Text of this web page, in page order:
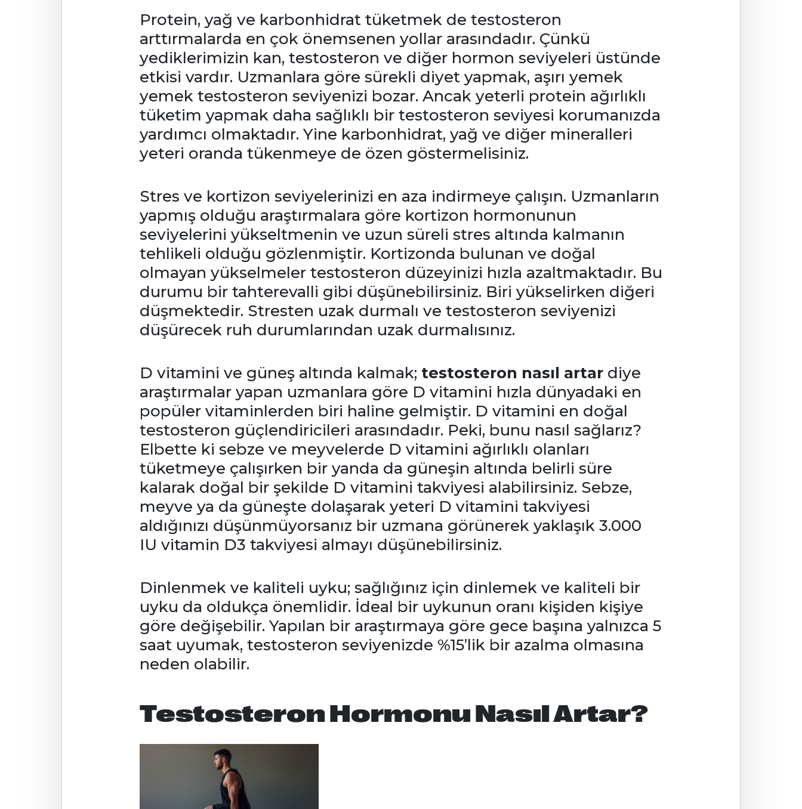
Protein, yağ ve karbonhidrat tüketmek de testosteron
arttırmalarda en çok önemsenen yollar arasındadır. Çünkü
yediklerimizin kan, testosteron ve diğer hormon seviyeleri üstünde
etkisi vardır. Uzmanlara göre sürekli diyet yapmak, aşırı yemek
yemek testosteron seviyenizi bozar. Ancak yeterli protein ağırlıklı
tüketim yapmak daha sağlıklı bir testosteron seviyesi korumanızda
yardımcı olmaktadır. Yine karbonhidrat, yağ ve diğer mineralleri
yeteri oranda tükenmeye de özen göstermelisiniz.
Stres ve kortizon seviyelerinizi en aza indirmeye çalışın. Uzmanların
yapmış olduğu araştırmalara göre kortizon hormonunun
seviyelerini yükseltmenin ve uzun süreli stres altında kalmanın
tehlikeli olduğu gözlenmiştir. Kortizonda bulunan ve doğal
olmayan yükselmeler testosteron düzeyinizi hızla azaltmaktadır. Bu
durumu bir tahterevalli gibi düşünebilirsiniz. Biri yükselirken diğeri
düşmektedir. Stresten uzak durmalı ve testosteron seviyenizi
düşürecek ruh durumlarından uzak durmalısınız.
D vitamini ve güneş altında kalmak; testosteron nasıl artar diye
araştırmalar yapan uzmanlara göre D vitamini hızla dünyadaki en
popüler vitaminlerden biri haline gelmiştir. D vitamini en doğal
testosteron güçlendiricileri arasındadır. Peki, bunu nasıl sağlarız?
Elbette ki sebze ve meyvelerde D vitamini ağırlıklı olanları
tüketmeye çalışırken bir yanda da güneşin altında belirli süre
kalarak doğal bir şekilde D vitamini takviyesi alabilirsiniz. Sebze,
meyve ya da güneşte dolaşarak yeteri D vitamini takviyesi
aldığınızı düşünmüyorsanız bir uzmana görünerek yaklaşık 3.000
IU vitamin D3 takviyesi almayı düşünebilirsiniz.
Dinlenmek ve kaliteli uyku; sağlığınız için dinlemek ve kaliteli bir
uyku da oldukça önemlidir. İdeal bir uykunun oranı kişiden kişiye
göre değişebilir. Yapılan bir araştırmaya göre gece başına yalnızca 5
saat uyumak, testosteron seviyenizde %15’lik bir azalma olmasına
neden olabilir.
Testosteron Hormonu Nasıl Artar?